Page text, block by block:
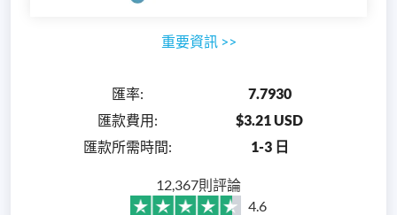
重要資訊 >>
12,367則評論
4.6
匯率:
7.7930
匯款費用:
$3.21 USD
匯款所需時間: 1-3 日